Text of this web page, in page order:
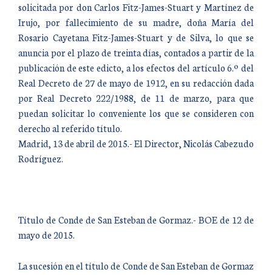
solicitada por don Carlos Fitz-James-Stuart y Martínez de
Irujo, por fallecimiento de su madre, doña María del
Rosario Cayetana Fitz-James-Stuart y de Silva, lo que se
anuncia por el plazo de treinta días, contados a partir de la
publicación de este edicto, a los efectos del artículo 6.º del
Real Decreto de 27 de mayo de 1912, en su redacción dada
por Real Decreto 222/1988, de 11 de marzo, para que
puedan solicitar lo conveniente los que se consideren con
derecho al referido título.
Madrid, 13 de abril de 2015.- El Director, Nicolás Cabezudo
Rodríguez.
Título de Conde de San Esteban de Gormaz.- BOE de 12 de
mayo de 2015.
La sucesión en el título de Conde de San Esteban de Gormaz